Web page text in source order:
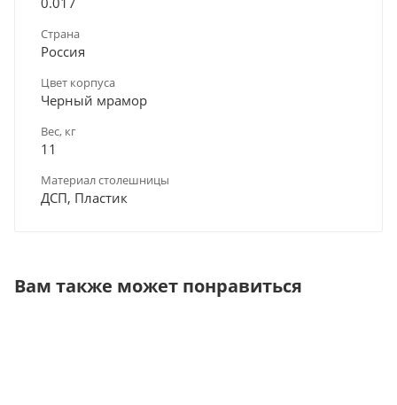
Страна
Россия
Цвет корпуса
Черный мрамор
Вес, кг
11
Материал столешницы
ДСП, Пластик
Вам также может понравиться